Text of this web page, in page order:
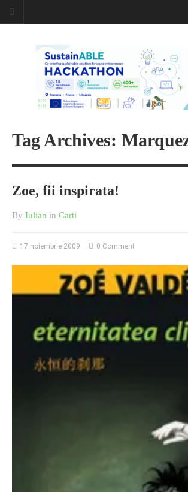
Caiet de
insemnari
DESCARCĂ!
O poveste in care sexul se
confunda cu dragostea,
poezia cu umorul.
Tag Archives:
Zoe, fii inspirata!
By Iulian in Carti
17 noiembrie 2009 0 Comment